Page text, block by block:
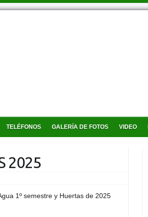
TELÉFONOS GALERÍA DE FOTOS VIDEO
2025
1º semestre y Huertas de 2025